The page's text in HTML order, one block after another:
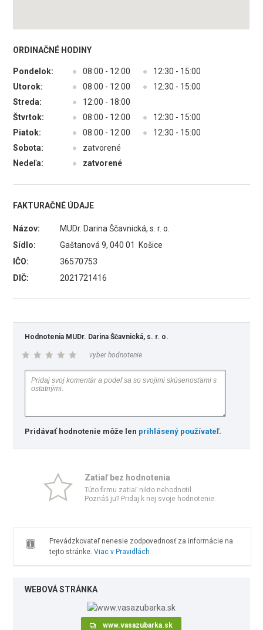
ORDINAČNÉ HODINY
Pondelok: ● 08:00 - 12:00 ●
12:30 - 15:00
Utorok:
● 08:00 - 12:00 ●
12:30 - 15:00
Streda:
●
12:00 - 18:00
Štvrtok:
● 08:00 - 12:00 ●
12:30 - 15:00
Piatok:
● 08:00 - 12:00 ●
12:30 - 15:00
Sobota:
●
zatvorené
Nedeľa:
● zatvorené
FAKTURAČNÉ ÚDAJE
Názov:
MUDr. Darina Ščavnická, s. r. o.
Sídlo:
Gaštanová 9, 040 01 Košice
IČO:
36570753
DIČ:
2021721416
Hodnotenia MUDr. Darina Ščavnická, s. r. o.
vyber hodnotenie
Pridávať hodnotenie môže len prihlásený používateľ.
Zatiaľ bez hodnotenia
Túto firmu zatiaľ nikto nehodnotil.
Poznáš ju? Pridaj k nej svoje hodnotenie.
Prevádzkovateľ nenesie zodpovednosť za informácie na
tejto stránke. Viac v Pravidlách
WEBOVÁ STRÁNKA
www.vasazubarka.sk